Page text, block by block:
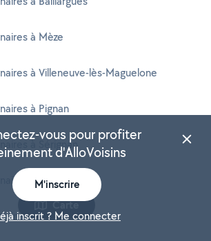
à Mèze
à Villeneuve-lès-Maguelone
à Pignan
à Sérignan
à Vendargues
à Pézenas
Carte
vous pour profiter
d'AlloVoisins
M'inscrire
inscrit ? Me connecter